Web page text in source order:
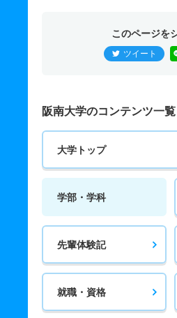
このページを
ツイート
阪南大学のコンテンツ一覧
大学トップ
学部・学科
先輩体験記
就職・資格